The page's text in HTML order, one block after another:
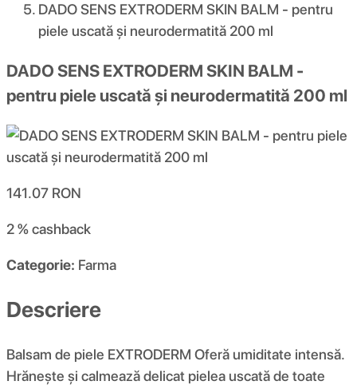
DADO SENS EXTRODERM SKIN BALM - pentru
piele uscată și neurodermatită 200 ml
DADO SENS EXTRODERM SKIN BALM -
pentru piele uscată și neurodermatită 200 ml
141.07 RON
2 %cashback
Categorie: Farma
Descriere
Balsam de piele EXTRODERM Oferă umiditate intensă.
Hrănește și calmează delicat pielea uscată de toate